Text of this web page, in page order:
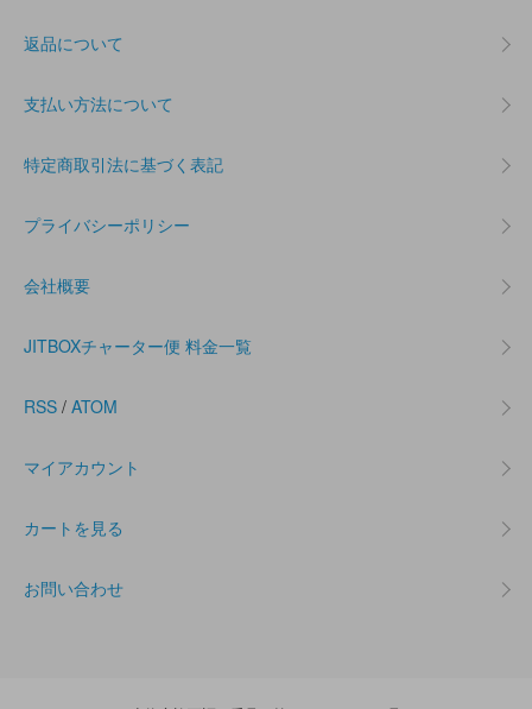
返品について
支払い方法について
特定商取引法に基づく表記
プライバシーポリシー
会社概要
JITBOXチャーター便 料金一覧
RSS / ATOM
マイアカウント
カートを見る
お問い合わせ